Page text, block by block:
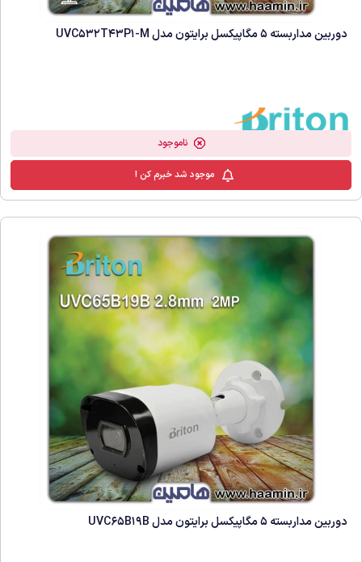
دوربین مداربسته 5 مگاپیکسل برایتون مدل UVC532T43P1-M
ناموجود
موجود شد خبرم کن !
دوربین مداربسته 5 مگاپیکسل برایتون مدل UVC65B19B